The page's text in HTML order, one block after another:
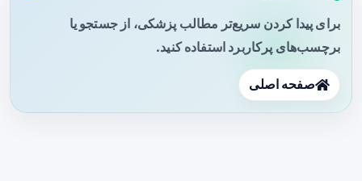
برای پیدا کردن سریع‌تر مطالب پزشکی، از جستجو یا
برچسب‌های پرکاربرد استفاده کنید.
صفحه اصلی